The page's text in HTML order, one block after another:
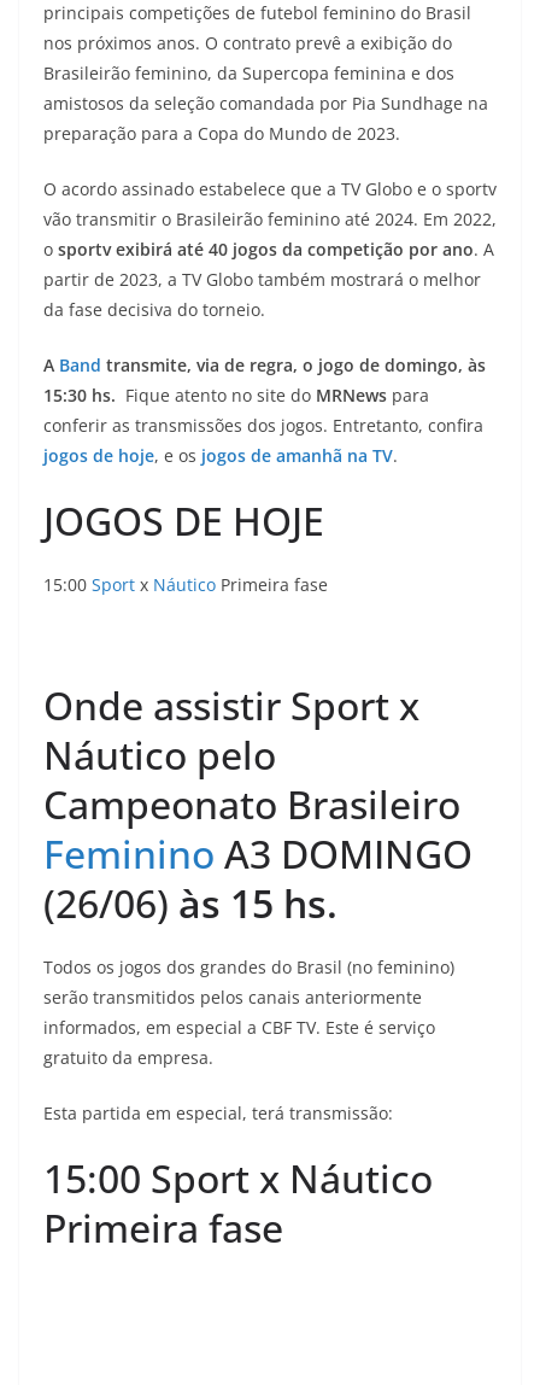
principais competições de futebol feminino do Brasil
nos próximos anos. O contrato prevê a exibição do
Brasileirão feminino, da Supercopa feminina e dos
amistosos da seleção comandada por Pia Sundhage na
preparação para a Copa do Mundo de 2023.
O acordo assinado estabelece que a TV Globo e o sportv
vão transmitir o Brasileirão feminino até 2024. Em 2022,
o sportv exibirá até 40 jogos da competição por ano. A
partir de 2023, a TV Globo também mostrará o melhor
da fase decisiva do torneio.
A Band transmite, via de regra, o jogo de domingo, às
15:30 hs. Fique atento no site do MRNews para
conferir as transmissões dos jogos. Entretanto, confira
jogos de hoje, e os jogos de amanhã na TV.
JOGOS DE HOJE
15:00 Sport x Náutico Primeira fase
Onde assistir Sport x
Náutico pelo
Campeonato Brasileiro
Feminino A3 DOMINGO
(26/06) às 15 hs.
Todos os jogos dos grandes do Brasil (no feminino)
serão transmitidos pelos canais anteriormente
informados, em especial a CBF TV. Este é serviço
gratuito da empresa.
Esta partida em especial, terá transmissão:
15:00 Sport x Náutico
Primeira fase